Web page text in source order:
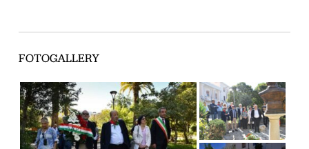
FOTOGALLERY